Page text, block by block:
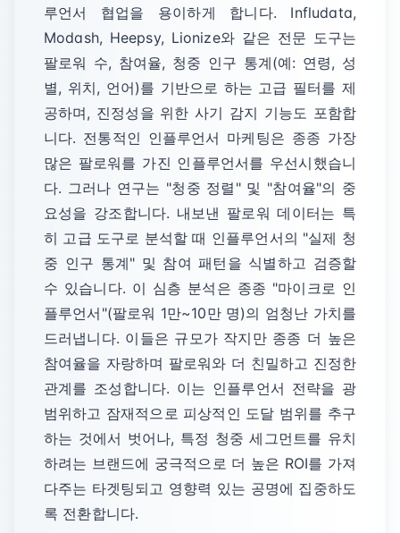
루언서 협업을 용이하게 합니다. Infludata,
Modash, Heepsy, Lionize와 같은 전문 도구는
팔로워 수, 참여율, 청중 인구 통계(예: 연령, 성
별, 위치, 언어)를 기반으로 하는 고급 필터를 제
공하며, 진정성을 위한 사기 감지 기능도 포함합
니다. 전통적인 인플루언서 마케팅은 종종 가장
많은 팔로워를 가진 인플루언서를 우선시했습니
다. 그러나 연구는 "청중 정렬" 및 "참여율"의 중
요성을 강조합니다. 내보낸 팔로워 데이터는 특
히 고급 도구로 분석할 때 인플루언서의 "실제 청
중 인구 통계" 및 참여 패턴을 식별하고 검증할
수 있습니다. 이 심층 분석은 종종 "마이크로 인
플루언서"(팔로워 1만~10만 명)의 엄청난 가치를
드러냅니다. 이들은 규모가 작지만 종종 더 높은
참여율을 자랑하며 팔로워와 더 친밀하고 진정한
관계를 조성합니다. 이는 인플루언서 전략을 광
범위하고 잠재적으로 피상적인 도달 범위를 추구
하는 것에서 벗어나, 특정 청중 세그먼트를 유치
하려는 브랜드에 궁극적으로 더 높은 ROI를 가져
다주는 타겟팅되고 영향력 있는 공명에 집중하도
록 전환합니다.